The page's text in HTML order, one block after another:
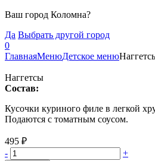
Ваш город Коломна?
Да Выбрать другой город
0
ГлавнаяМенюДетское меню
Наггетсы
Состав:
Кусочки куриного филе в легкой
Подаются с томатным соусом.
495 ₽
-
+